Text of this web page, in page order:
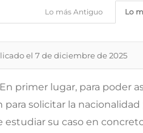
Lo
Lo más Antiguo
el 7 de diciembre de 2025
primer lugar, para poder
solicitar la nacionalidad
su caso en